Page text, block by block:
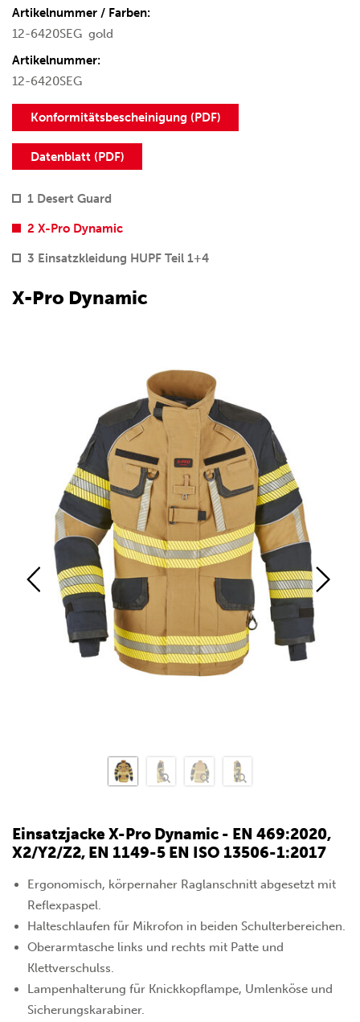
Artikelnummer / Farben:
12-6420SEG gold
Artikelnummer:
12-6420SEG
Konformitätsbescheinigung (PDF)
Datenblatt (PDF)
1 Desert Guard
2 X-Pro Dynamic
3 Einsatzkleidung HUPF Teil 1+4
X-Pro Dynamic
Einsatzjacke X-Pro Dynamic - EN 469:2020,
X2/Y2/Z2, EN 1149-5 EN ISO 13506-1:2017
Ergonomisch, körpernaher Raglanschnitt abgesetzt mit
Reflexpaspel.
Halteschlaufen für Mikrofon in beiden Schulterbereichen.
Oberarmtasche links und rechts mit Patte und
Klettverschulss.
Lampenhalterung für Knickkopflampe, Umlenköse und
Sicherungskarabiner.